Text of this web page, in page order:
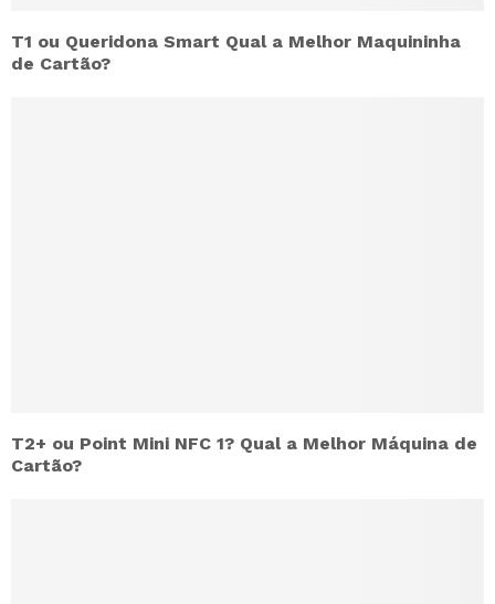
T1 ou Queridona Smart Qual a Melhor Maquininha
de Cartão?
T2+ ou Point Mini NFC 1? Qual a Melhor Máquina de
Cartão?